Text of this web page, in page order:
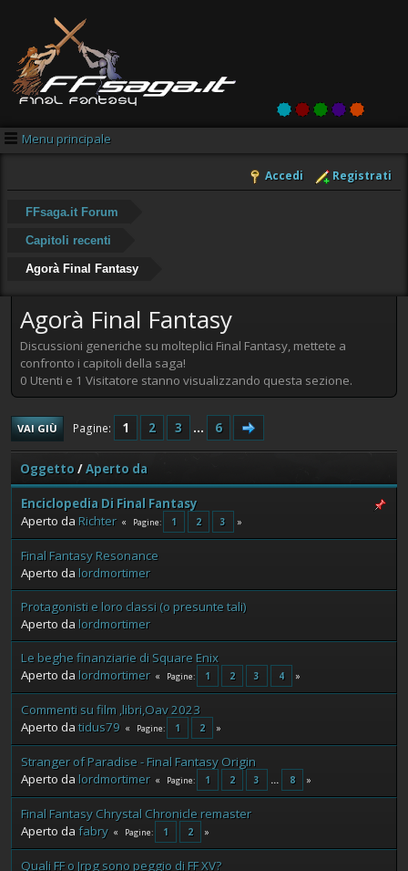
Menu principale
Accedi Registrati
FFsaga.it Forum
Capitoli recenti
Agorà Final Fantasy
Agorà Final Fantasy
Discussioni generiche su molteplici Final Fantasy, mettete a
confronto i capitoli della saga!
0 Utenti e 1 Visitatore stanno visualizzando questa sezione.
VAI GIÙ Pagine 1 2 3 ... 6
Oggetto/Aperto da
Enciclopedia Di Final Fantasy
Aperto da Richter Pagine 1 2 3
Final Fantasy Resonance
Aperto da lordmortimer
Protagonisti e loro classi (o presunte tali)
Aperto da lordmortimer
Le beghe finanziarie di Square Enix
Aperto da lordmortimer Pagine 1 2 3 4
Commenti su film ,libri,Oav 2023
Aperto da tidus79 Pagine 1 2
Stranger of Paradise - Final Fantasy Origin
Aperto da lordmortimer Pagine 1 2 3 ... 8
Final Fantasy Chrystal Chronicle remaster
Aperto da fabry Pagine 1 2
Quali FF o Jrpg sono peggio di FF XV?